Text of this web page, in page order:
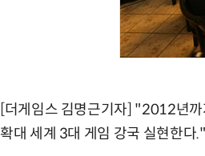
[더게임스 김명근기자] "2012년
확대 세계 3대 게임 강국 실현한다."